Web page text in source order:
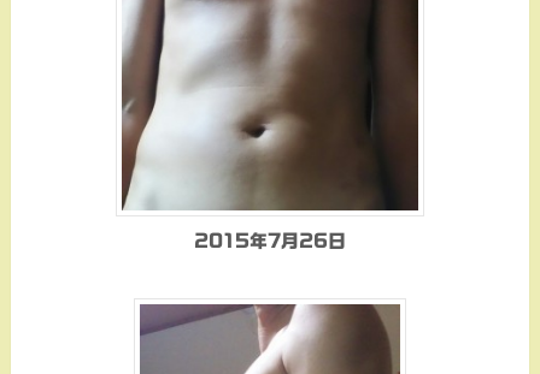
2015年7月26日